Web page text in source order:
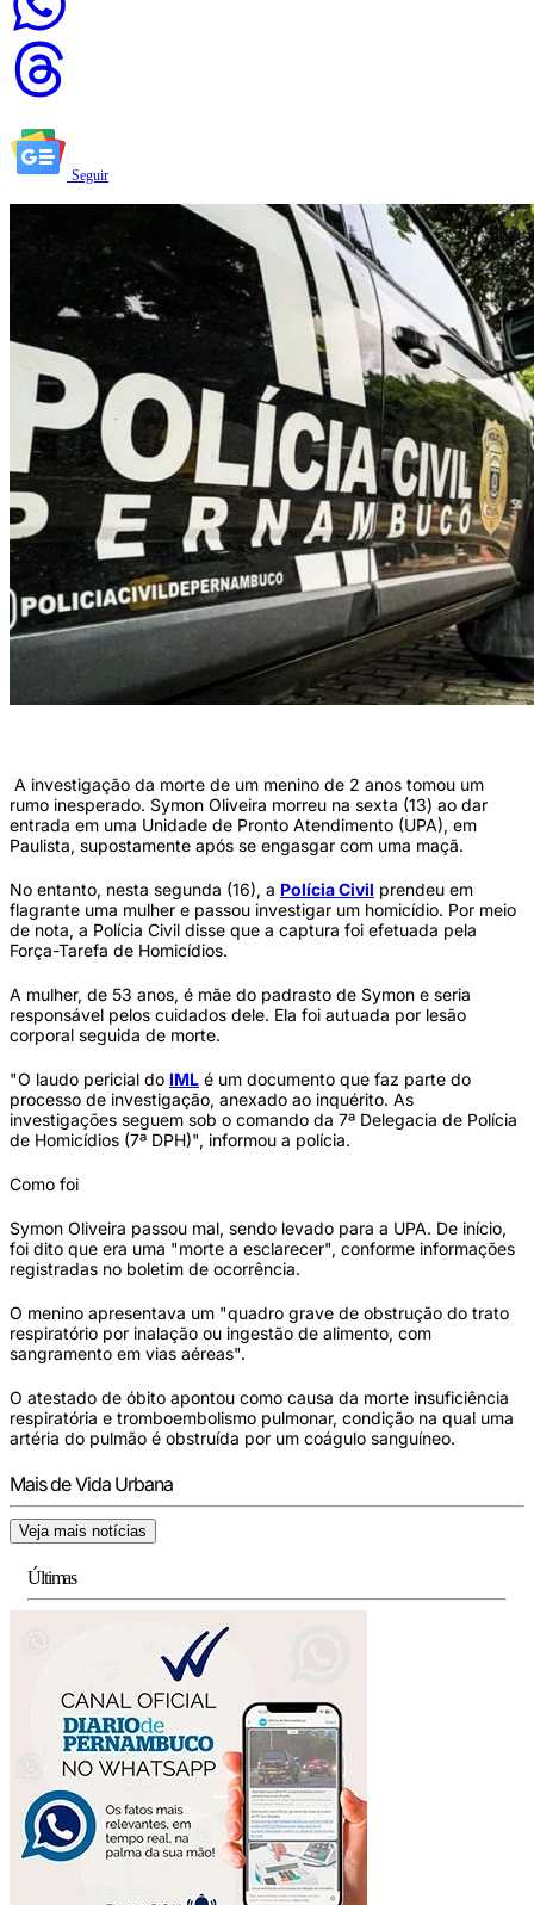
Seguir
A investigação da morte de um menino de 2 anos tomou um
rumo inesperado. Symon Oliveira morreu na sexta (13) ao dar
entrada em uma Unidade de Pronto Atendimento (UPA), em
Paulista, supostamente após se engasgar com uma maçã.
No entanto, nesta segunda (16), a Polícia Civil prendeu em
flagrante uma mulher e passou investigar um homicídio. Por meio
de nota, a Polícia Civil disse que a captura foi efetuada pela
Força-Tarefa de Homicídios.
A mulher, de 53 anos, é mãe do padrasto de Symon e seria
responsável pelos cuidados dele. Ela foi autuada por lesão
corporal seguida de morte.
"O laudo pericial do IML é um documento que faz parte do
processo de investigação, anexado ao inquérito. As
investigações seguem sob o comando da 7ª Delegacia de Polícia
de Homicídios (7ª DPH)", informou a polícia.
Como foi
Symon Oliveira passou mal, sendo levado para a UPA. De início,
foi dito que era uma "morte a esclarecer", conforme informações
registradas no boletim de ocorrência.
O menino apresentava um "quadro grave de obstrução do trato
respiratório por inalação ou ingestão de alimento, com
sangramento em vias aéreas".
O atestado de óbito apontou como causa da morte insuficiência
respiratória e tromboembolismo pulmonar, condição na qual uma
artéria do pulmão é obstruída por um coágulo sanguíneo.
Mais de Vida Urbana
Veja mais notícias
Últimas